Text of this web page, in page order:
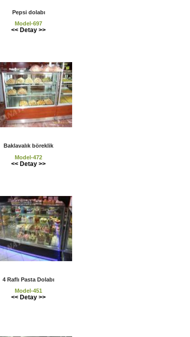
Pepsi dolabı
Model-697
<< Detay >>
Baklavalık böreklik
Model-472
<< Detay >>
4 Raflı Pasta Dolabı
Model-451
<< Detay >>